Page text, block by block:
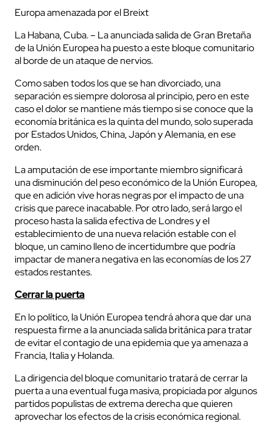
Europa amenazada por el Breixt
La Habana, Cuba. – La anunciada salida de Gran Bretaña
de la Unión Europea ha puesto a este bloque comunitario
al borde de un ataque de nervios.
Como saben todos los que se han divorciado, una
separación es siempre dolorosa al principio, pero en este
caso el dolor se mantiene más tiempo si se conoce que la
economía británica es la quinta del mundo, solo superada
por Estados Unidos, China, Japón y Alemania, en ese
orden.
La amputación de ese importante miembro significará
una disminución del peso económico de la Unión Europea,
que en adición vive horas negras por el impacto de una
crisis que parece inacabable. Por otro lado, será largo el
proceso hasta la salida efectiva de Londres y el
establecimiento de una nueva relación estable con el
bloque, un camino lleno de incertidumbre que podría
impactar de manera negativa en las economías de los 27
estados restantes.
Cerrar la puerta
En lo político, la Unión Europea tendrá ahora que dar una
respuesta firme a la anunciada salida británica para tratar
de evitar el contagio de una epidemia que ya amenaza a
Francia, Italia y Holanda.
La dirigencia del bloque comunitario tratará de cerrar la
puerta a una eventual fuga masiva, propiciada por algunos
partidos populistas de extrema derecha que quieren
aprovechar los efectos de la crisis económica regional.